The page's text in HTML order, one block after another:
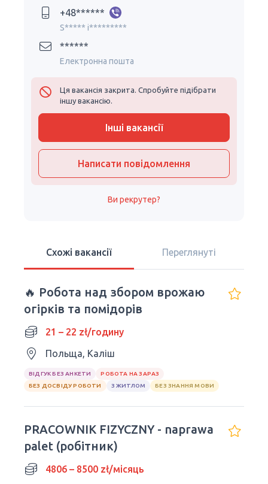
+48******
S***** i*********
******
Електронна пошта
Ця вакансія закрита. Спробуйте підібрати
іншу вакансію.
Інші вакансії
Написати повідомлення
Ви рекрутер?
Схожі вакансії Переглянуті
🔥 Робота над збором врожаю
огірків та помідорів
21 – 22 zł/годину
Польща, Каліш
ВІДГУК БЕЗ АНКЕТИ
РОБОТА НА ЗАРАЗ
БЕЗ ДОСВІДУ РОБОТИ
З ЖИТЛОМ БЕЗ ЗНАННЯ МОВИ
PRACOWNIK FIZYCZNY - naprawa
palet (робітник)
4806 – 8500 zł/місяць